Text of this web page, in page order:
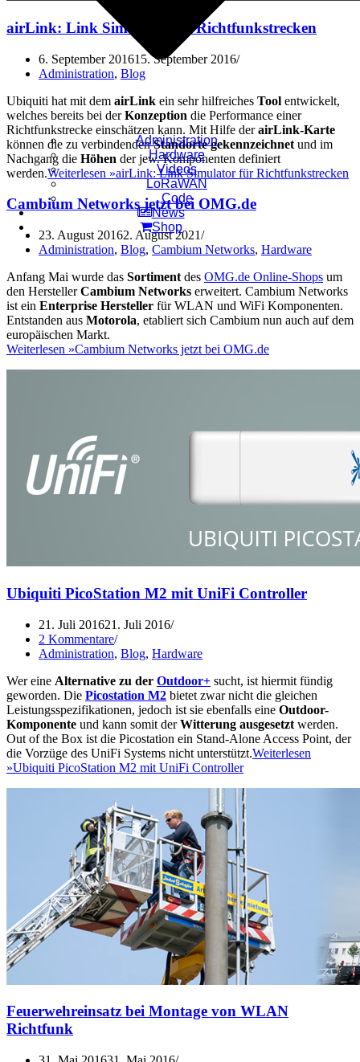
Administration
Hardware
Videos
LoRaWAN
Code
News
Shop
airLink: Link Simulator für Richtfunkstrecken
6. September 201615. September 2016
Administration, Blog
Ubiquiti hat mit dem airLink ein sehr hilfreiches Tool entwickelt,
welches bereits bei derKonzeption die Performance einer
Richtfunkstrecke einschätzen kann. Mit Hilfe derairLink-Karte
können die zu verbindendenStandorte gekennzeichnet und im
Nachgang die Höhen der jew. Komponenten definiert
werden.Weiterlesen »airLink: Link Simulator für Richtfunkstrecken
Cambium Networks jetzt bei OMG.de
23. August 20162. August 2021
Administration, Blog, Cambium Networks, Hardware
Anfang Mai wurde das Sortiment des OMG.de Online-Shops um
den HerstellerCambium Networks erweitert. Cambium Networks
ist ein Enterprise Hersteller für WLAN und WiFi Komponenten.
Entstanden aus Motorola, etabliert sich Cambium nun auch auf dem
europäischen Markt.
Weiterlesen »Cambium Networks jetzt bei OMG.de
Ubiquiti PicoStation M2 mit UniFi Controller
21. Juli 201621. Juli 2016
2 Kommentare
Administration, Blog, Hardware
Wer eine Alternative zu der Outdoor+ sucht, ist hiermit fündig
geworden. Die Picostation M2 bietet zwar nicht die gleichen
Leistungsspezifikationen, jedoch ist sie ebenfalls eine Outdoor-
Komponente und kann somit derWitterung ausgesetzt werden.
Out of the Box ist die Picostation ein Stand-Alone Access Point, der
die Vorzüge des UniFi Systems nicht unterstützt.Weiterlesen
»Ubiquiti PicoStation M2 mit UniFi Controller
Feuerwehreinsatz bei Montage von WLAN
Richtfunk